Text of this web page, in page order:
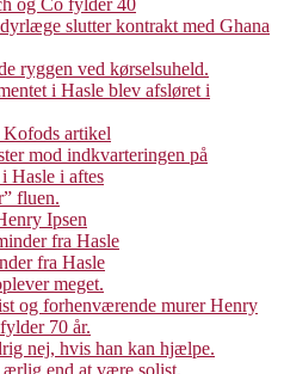
og Co fylder 40
slutter kontrakt med Ghana
ryggen ved kørselsuheld.
i Hasle blev afsløret i
Kofods artikel
mod indkvarteringen på
Hasle i aftes
fluen.
Ipsen
fra Hasle
fra Hasle
meget.
og forhenværende murer Henry
70 år.
nej, hvis han kan hjælpe.